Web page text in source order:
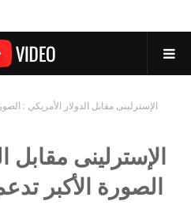
الإسترلينى مقابل الدولار الأمريكي :
الإسترلينى مقابل
الصورة الأكبر